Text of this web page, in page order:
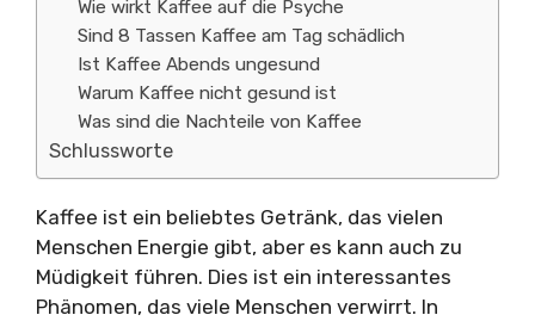
Wie wirkt Kaffee auf die Psyche
Sind 8 Tassen Kaffee am Tag schädlich
Ist Kaffee Abends ungesund
Warum Kaffee nicht gesund ist
Was sind die Nachteile von Kaffee
Schlussworte
Kaffee ist ein beliebtes Getränk, das vielen
Menschen Energie gibt, aber es kann auch zu
Müdigkeit führen. Dies ist ein interessantes
Phänomen, das viele Menschen verwirrt. In